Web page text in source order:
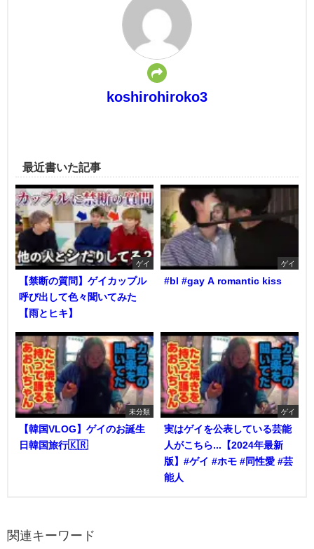
koshirohiroko3
最近書いた記事
ゲイ
【禁断の質問】ゲイカップル
呼び出して色々聞いてみた
【雨とヒキ】
ゲイ
#bl #gay A romantic kiss
未分類
【韓国VLOG】ゲイのお誕生
日韓国旅行🇰🇷
ゲイ
実はゲイを公表している芸能
人がこちら...【2024年最新
版】#ゲイ #ホモ #同性愛 #芸
能人
関連キーワード